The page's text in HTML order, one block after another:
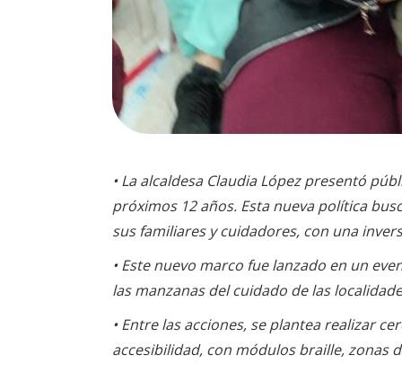
• La alcaldesa Claudia López presentó
próximos 12 años. Esta nueva política
sus familiares y cuidadores, con una
• Este nuevo marco fue lanzado en un
las manzanas del cuidado de las
• Entre las acciones, se plantea realizar
accesibilidad, con módulos braille, zonas